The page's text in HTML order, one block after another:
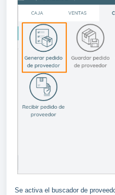
Se activa el buscador de